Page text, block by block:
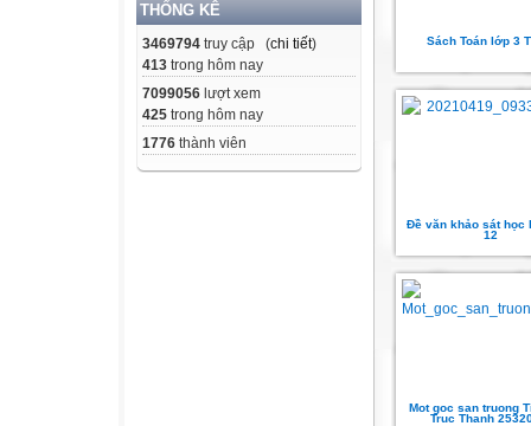
THỐNG KÊ
3469794 truy cập (chi tiết)
413 trong hôm nay
7099056 lượt xem
425 trong hôm nay
1776 thành viên
Sách Toán lớp 3
Đề văn khảo sát học
12
Mot goc san truong
Truc Thanh